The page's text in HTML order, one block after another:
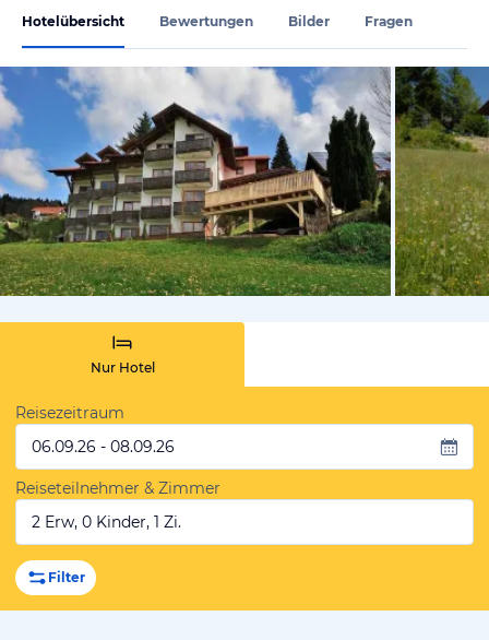
Hotelübersicht Bewertungen Bilder Fragen
vom
Nur Hotel
Reisezeitraum
06.09.26 - 08.09.26
Reiseteilnehmer & Zimmer
2 Erw, 0 Kinder, 1 Zi.
Filter